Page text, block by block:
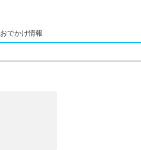
おでかけ情報